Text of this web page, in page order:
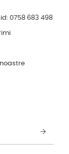
0758 683 498